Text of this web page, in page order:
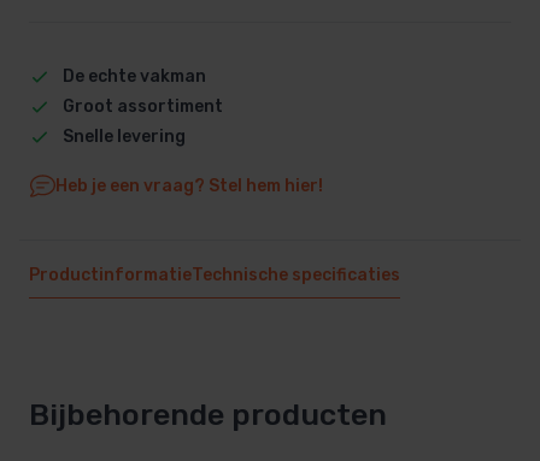
De echte vakman
Groot assortiment
Snelle levering
Heb je een vraag? Stel hem hier!
ProductinformatieTechnische specificaties
Bijbehorende producten